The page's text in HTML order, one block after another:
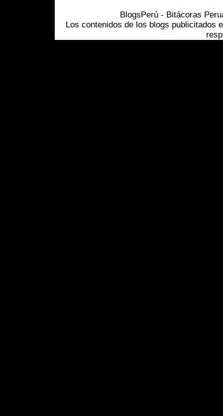
BlogsPerú - Bitácoras
Los contenidos de los blogs publicitados